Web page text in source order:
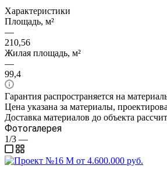
Характеристики
Площадь, м²
—
210,56
Жилая площадь, м²
—
99,4
Гарантия распространяется на
Цена указана за материалы,
Доставка материалов до объекта
Фотогалерея
1/3 —